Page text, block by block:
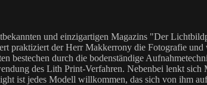
und einzigartigen Magazins "Der
praktiziert der Herr Makkerrony die Fotografie
durch die bodenständige
des Lith Print-Verfahren. Nebenbei lenkt
ist jedes Modell willkommen, das sich von ihm